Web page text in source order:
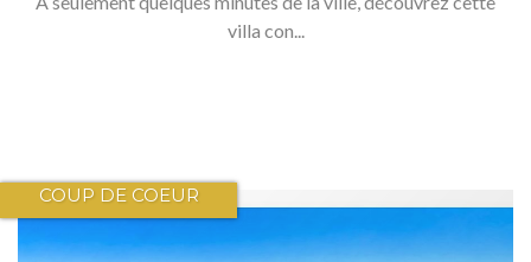
villa con...
COUP DE COEUR